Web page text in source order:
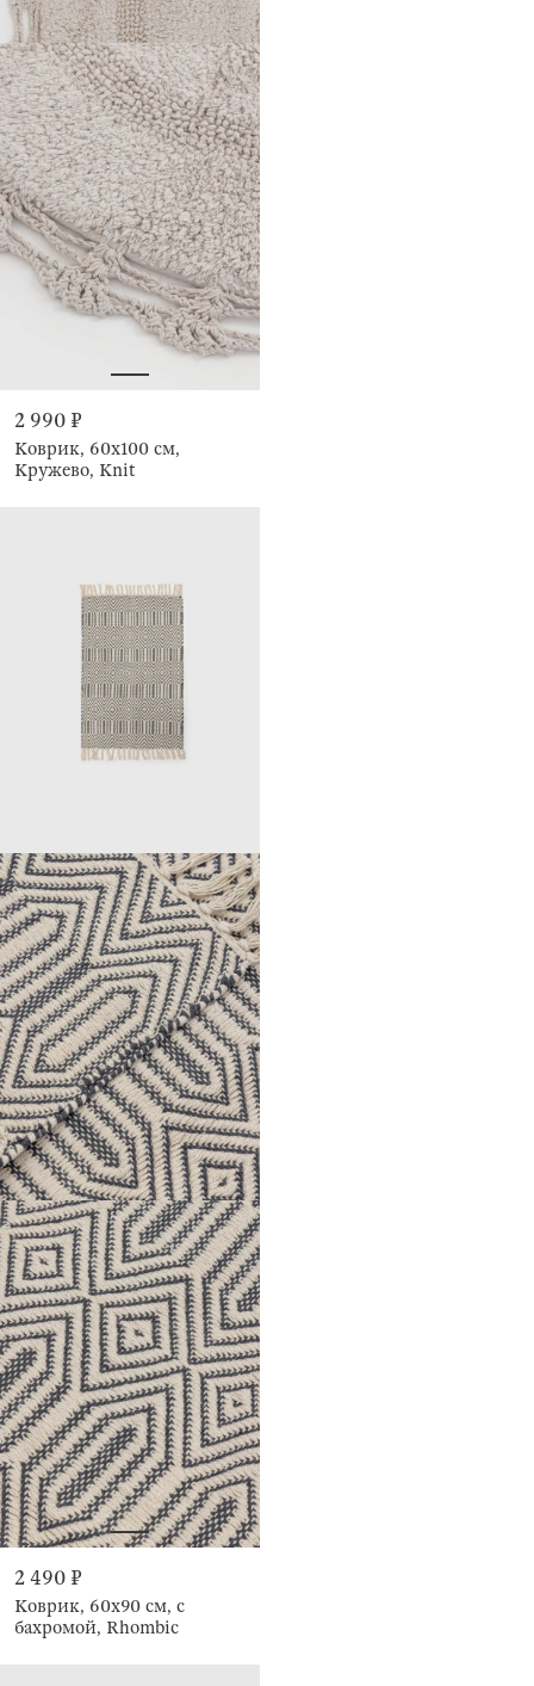
2 990 ₽
Коврик, 60x100 см,
Кружево, Knit
2 490 ₽
Коврик, 60x90 см, с
бахромой, Rhombic